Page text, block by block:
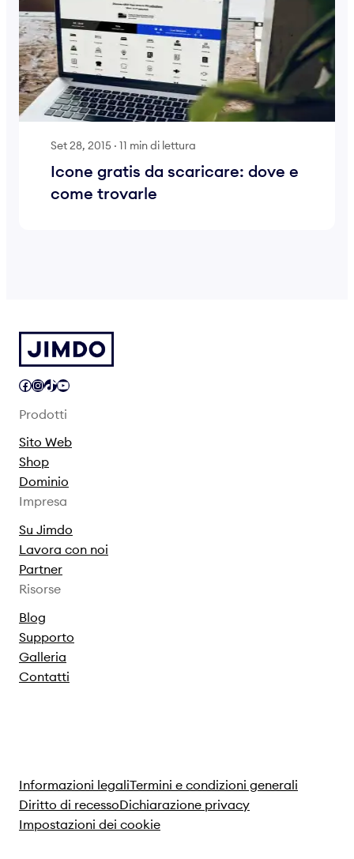
Set 28, 2015 · 11 min di lettura
Icone gratis da scaricare: dove e
come trovarle
Facebook InstagramTikTok YouTube
Prodotti
Sito Web
Shop
Dominio
Impresa
Su Jimdo
Lavora con noi
Partner
Risorse
Blog
Supporto
Galleria
Contatti
Informazioni legaliTermini e condizioni generali
Diritto di recessoDichiarazione privacy
Impostazioni dei cookie